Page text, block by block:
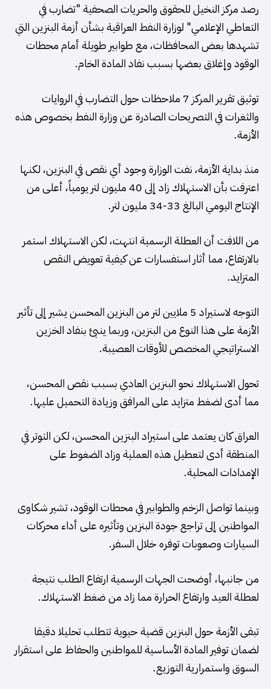
رصد مركز النخيل للحقوق والحريات الصحفية "تضارب في
التعاطي الإعلامي" لوزارة النفط العراقية بشأن أزمة البنزين التي
تشهدها بعض المحافظات، مع طوابير طويلة أمام محطات
الوقود وإغلاق بعضها بسبب نفاد المادة الخام.
توثيق تقرير المركز 7 ملاحظات حول التضارب في الروايات
والثغرات في التصريحات الصادرة عن وزارة النفط بخصوص هذه
الأزمة.
منذ بداية الأزمة، نفت الوزارة وجود أي نقص في البنزين، لكنها
اعترفت بأن الاستهلاك زاد إلى 40 مليون لتر يومياً، أعلى من
الإنتاج اليومي البالغ 33-34 مليون لتر.
من اللافت أن العطلة الرسمية انتهت، لكن الاستهلاك استمر
بالارتفاع، مما أثار استفسارات عن كيفية تعويض النقص
المتزايد.
التوجه لاستيراد 5 ملايين لتر من البنزين المحسن يشير إلى تأثير
الأزمة على هذا النوع من البنزين، وربما ينبئ بنفاد الخزين
الاستراتيجي المخصص للأوقات العصيبة.
تحول الاستهلاك نحو البنزين العادي بسبب نقص المحسن،
مما أدى لضغط متزايد على المرافق وزيادة التحميل عليها.
العراق كان يعتمد على استيراد البنزين المحسن، لكن التوتر في
المنطقة أدى لتعطيل هذه العملية وزاد الضغوط على
الإمدادات المحلية.
وبينما تواصل الزخم والطوابير في محطات الوقود، تشير شكاوى
المواطنين إلى تراجع جودة البنزين وتأثيره على أداء محركات
السيارات وصعوبات توفره خلال السفر.
من جانبها، أوضحت الجهات الرسمية ارتفاع الطلب نتيجة
لعطلة العيد وارتفاع الحرارة مما زاد من ضغط الاستهلاك.
تبقى الأزمة حول البنزين قضية حيوية تتطلب تحليلا دقيقا
لضمان توفير المادة الأساسية للمواطنين والحفاظ على استقرار
السوق واستمرارية التوزيع.